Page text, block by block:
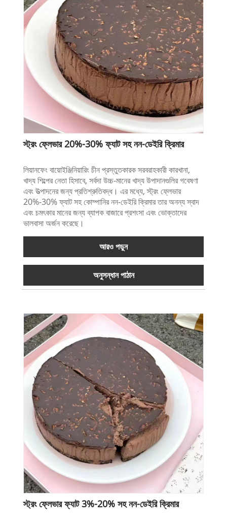
স্ট্রং ফ্লেভার 20%-30% ফ্যাট সহ নন-ডেইরি ক্রিমার
লিয়ানফেং বায়োইঞ্জিনিয়ারিং চীন প্রস্তুতকারক সরবরাহকারী কারখানা,
খাদ্য শিল্পের নেতা হিসাবে, সর্বদা উচ্চ-মানের খাদ্য উপাদানগুলির গবেষণা
এবং উত্পাদনের জন্য প্রতিশ্রুতিবদ্ধ। এর মধ্যে, স্ট্রং ফ্লেভার
20%-30% ফ্যাট সহ কোম্পানির নন-ডেইরি ক্রিমার তার অনন্য স্বাদ
এবং চমৎকার মানের জন্য ব্যাপক বাজারে প্রশংসা এবং ভোক্তাদের
ভালবাসা অর্জন করেছে।
আরও পড়ুন
অনুসন্ধান পাঠান
স্ট্রং ফ্লেভার ফ্যাট 3%-20% সহ নন-ডেইরি ক্রিমার